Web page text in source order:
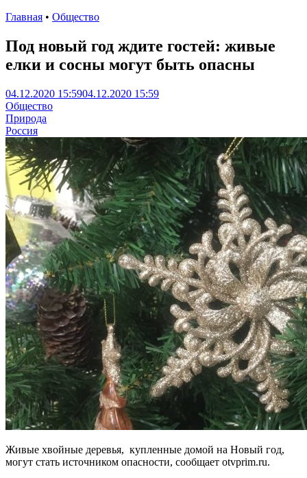
Главная • Общество
Под новый год ждите гостей: живые
елки и сосны могут быть опасны
04.12.2020 15:5904.12.2020 15:59
Общество
Природа
Россия
Живые хвойные деревья, купленные домой на Новый год,
могут стать источником опасности, сообщает otvprim.ru.